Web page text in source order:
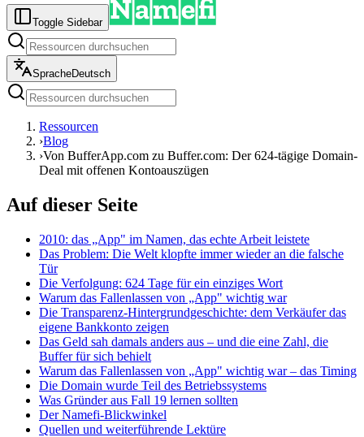
Toggle Sidebar
SpracheDeutsch
Ressourcen
›Blog
›Von BufferApp.com zu Buffer.com: Der 624-tägige Domain-
Deal mit offenen Kontoauszügen
Auf dieser Seite
2010: das „App" im Namen, das echte Arbeit leistete
Das Problem: Die Welt klopfte immer wieder an die falsche
Tür
Die Verfolgung: 624 Tage für ein einziges Wort
Warum das Fallenlassen von „App" wichtig war
Die Transparenz-Hintergrundgeschichte: dem Verkäufer das
eigene Bankkonto zeigen
Das Geld sah damals anders aus – und die eine Zahl, die
Buffer für sich behielt
Warum das Fallenlassen von „App" wichtig war – das Timing
Die Domain wurde Teil des Betriebssystems
Was Gründer aus Fall 19 lernen sollten
Der Namefi-Blickwinkel
Quellen und weiterführende Lektüre